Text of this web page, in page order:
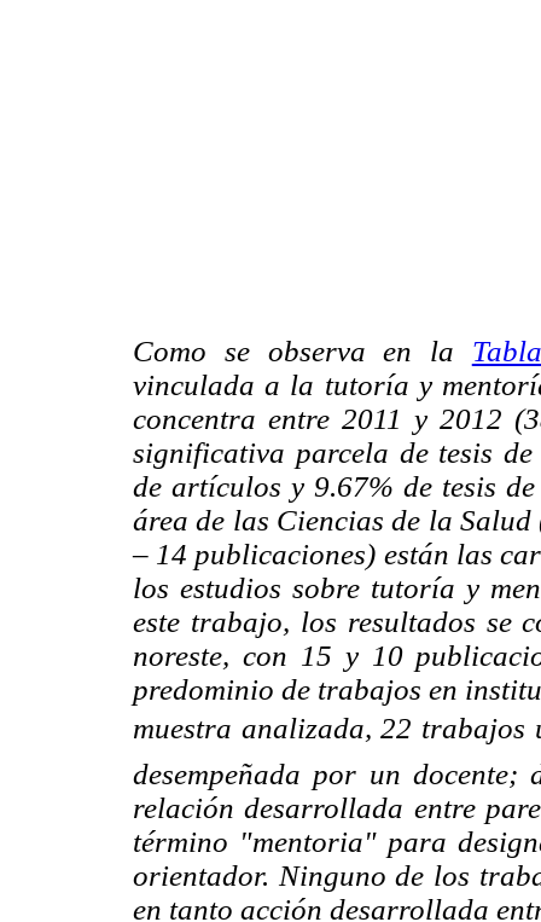
Como se observa en la
vinculada a la tutoría y
concentra entre 2011 y 2012
significativa parcela de tesis
de artículos y 9.67% de tesis
área de las Ciencias de la
– 14 publicaciones) están las
los estudios sobre tutoría y
este trabajo, los resultados se
noreste, con 15 y 10
predominio de trabajos en
muestra analizada, 22 trabajos
desempeñada por un
relación desarrollada entre
término "mentoria" para
orientador. Ninguno de los
en tanto acción desarrollada